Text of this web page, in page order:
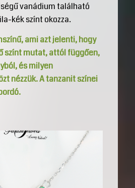
vanádium található
kék színt okozza.
ami azt jelenti, hogy
színt mutat, attól függően,
és milyen
nézzük. A tanzanit színei